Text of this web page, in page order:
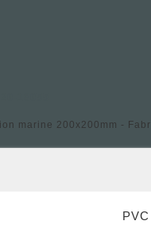
marine 200x200mm -